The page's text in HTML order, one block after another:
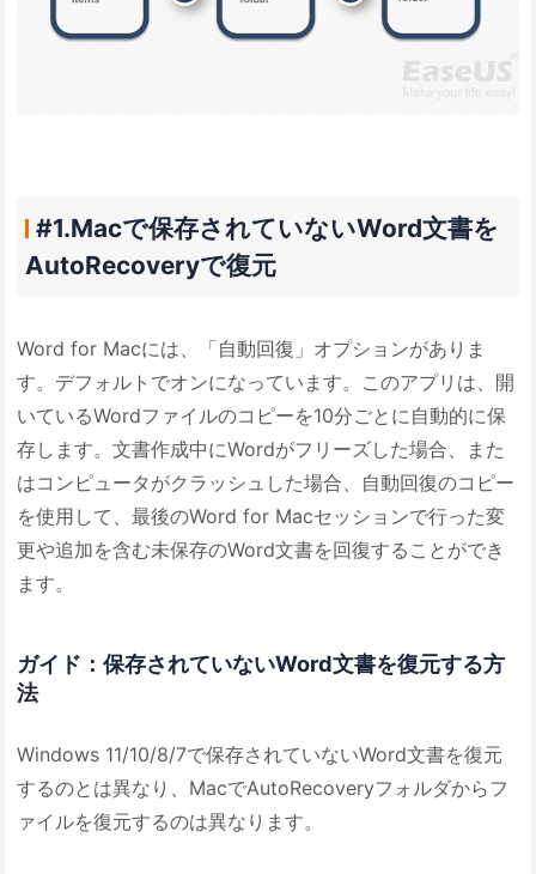
#1.Macで保存されていないWord文書を
AutoRecoveryで復元
Word for Macには、「自動回復」オプションがありま
す。デフォルトでオンになっています。このアプリは、開
いているWordファイルのコピーを10分ごとに自動的に保
存します。文書作成中にWordがフリーズした場合、また
はコンピュータがクラッシュした場合、自動回復のコピー
を使用して、最後のWord for Macセッションで行った変
更や追加を含む未保存のWord文書を回復することができ
ます。
ガイド：保存されていないWord文書を復元する方
法
Windows 11/10/8/7で保存されていないWord文書を復元
するのとは異なり、MacでAutoRecoveryフォルダからフ
ァイルを復元するのは異なります。